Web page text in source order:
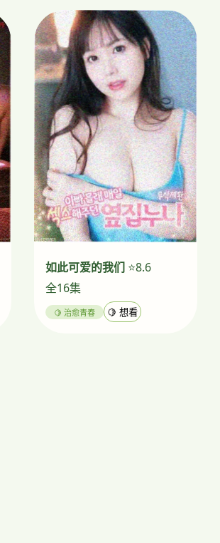
如此可爱的我们 ⭐8.6
全16集
🍋 治愈青春 🍋 想看